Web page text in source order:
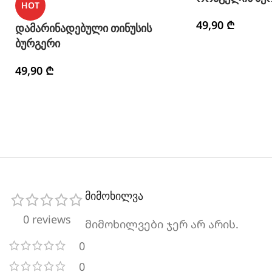
HOT
დამარინადებული თინუსის
ბურგერი
49,90 ₾
49,90 ₾
0 reviews
0
0
მიმოხილვა
მიმოხილვები ჯერ არ არის.